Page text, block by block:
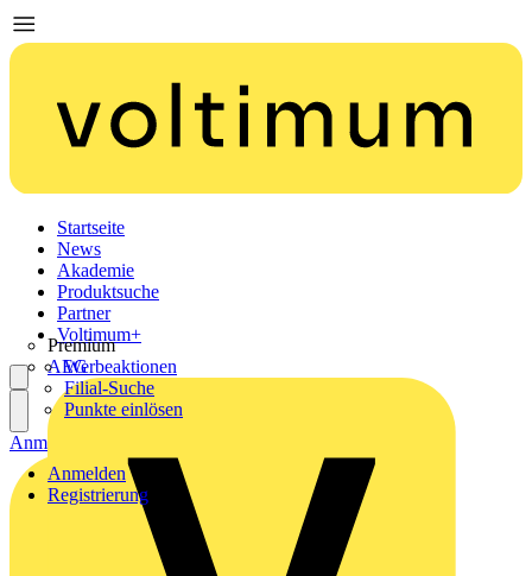
Startseite
News
Akademie
Produktsuche
Partner
Premium
AEG
Voltimum+
Werbeaktionen
Filial-Suche
Punkte einlösen
Anmelden
Registrierung
Anmelden